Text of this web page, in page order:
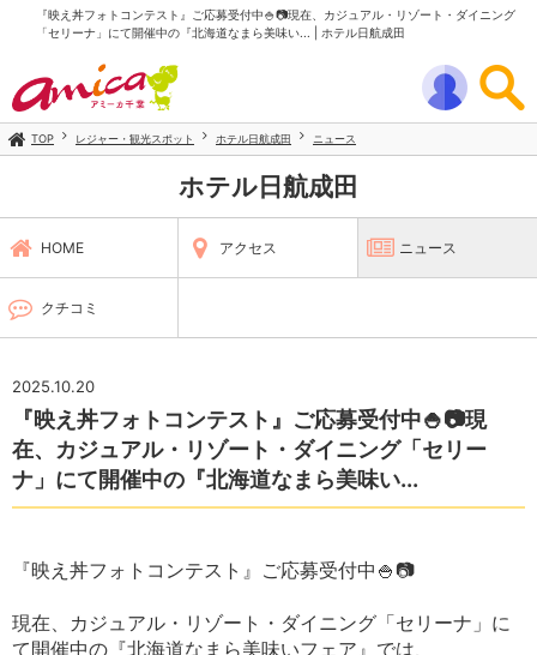
『映え丼フォトコンテスト』ご応募受付中🍚📷現在、カジュアル・リゾート・ダイニング
「セリーナ」にて開催中の『北海道なまら美味い... | ホテル日航成田
TOP レジャー・観光スポット ホテル日航成田 ニュース
ホテル日航成田
HOME アクセス ニュース
クチコミ
2025.10.20
『映え丼フォトコンテスト』ご応募受付中🍚📷現
在、カジュアル・リゾート・ダイニング「セリー
ナ」にて開催中の『北海道なまら美味い...
『映え丼フォトコンテスト』ご応募受付中🍚📷
現在、カジュアル・リゾート・ダイニング「セリーナ」に
て開催中の『北海道なまら美味いフェア』では、